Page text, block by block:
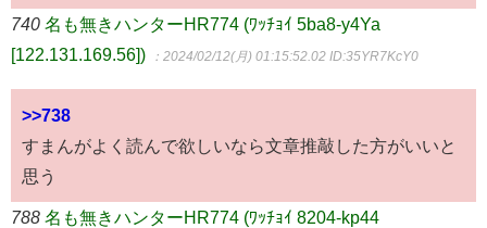
740 名も無きハンターHR774 (ﾜｯﾁｮｲ 5ba8-y4Ya
[122.131.169.56])
：2024/02/12(月) 01:15:52.02 ID:35YR7KcY0
>>738
すまんがよく読んで欲しいなら文章推敲した方がいいと
思う
788 名も無きハンターHR774 (ﾜｯﾁｮｲ 8204-kp44